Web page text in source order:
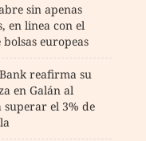
sin apenas
en linea con el
bolsas europeas
reafirma su
en Galán al
superar el 3% de